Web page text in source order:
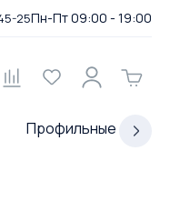
25Пн-Пт 09:00 - 19:00
Профильные